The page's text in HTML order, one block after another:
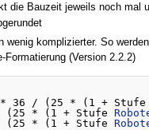
die Bauzeit jeweils noch
komplizierter. So
(Version 2.2.2)
36 / (25 * (1 +
(25 * (1 + Stufe
(25 * (1 + Stufe